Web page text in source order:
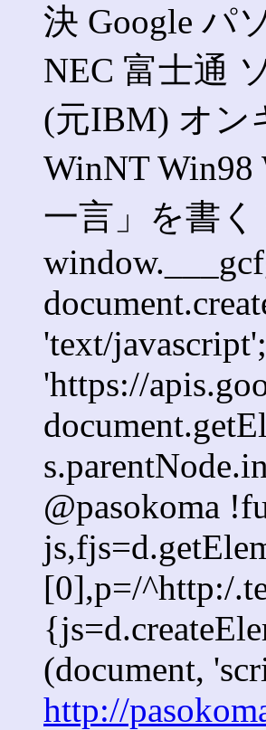
決 Google パ
NEC 富士通
(元IBM) オン
WinNT Win98
一言」を書く
'text/
'https://
@pasokoma
[0],p=/^http:/
(document,
http://